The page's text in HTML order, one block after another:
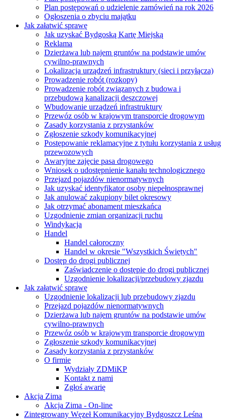
Plan postępowań o udzielenie zamówień na rok 2026
Ogłoszenia o zbyciu majątku
Jak załatwić sprawę
Jak uzyskać Bydgoską Kartę Miejską
Reklama
Dzierżawa lub najem gruntów na podstawie umów
cywilno-prawnych
Lokalizacja urządzeń infrastruktury (sieci i przyłącza)
Prowadzenie robót (rozkopy)
Prowadzenie robót związanych z budowa i
przebudową kanalizacji deszczowej
Wbudowanie urządzeń infrastruktury
Przewóz osób w krajowym transporcie drogowym
Zasady korzystania z przystanków
Zgłoszenie szkody komunikacyjnej
Postępowanie reklamacyjne z tytułu korzystania z usług
przewozowych
Awaryjne zajęcie pasa drogowego
Wniosek o udostępnienie kanału technologicznego
Przejazd pojazdów nienormatywnych
Jak uzyskać identyfikator osoby niepełnosprawnej
Jak anulować zakupiony bilet okresowy
Jak otrzymać abonament mieszkańca
Uzgodnienie zmian organizacji ruchu
Windykacja
Handel
Handel całoroczny
Handel w okresie "Wszystkich Świętych"
Dostęp do drogi publicznej
Zaświadczenie o dostępie do drogi publicznej
Uzgodnienie lokalizacji/przebudowy zjazdu
Jak załatwić sprawę
Uzgodnienie lokalizacji lub przebudowy zjazdu
Przejazd pojazdów nienormatywnych
Dzierżawa lub najem gruntów na podstawie umów
cywilno-prawnych
Przewóz osób w krajowym transporcie drogowym
Zgłoszenie szkody komunikacyjnej
Zasady korzystania z przystanków
O firmie
Wydziały ZDMiKP
Kontakt z nami
Zgłoś awarię
Akcja Zima
Akcja Zima - On-line
Zintegrowany Węzeł Komunikacyjny Bydgoszcz Leśna